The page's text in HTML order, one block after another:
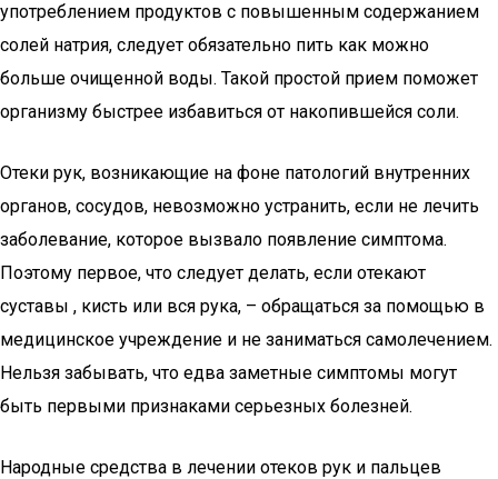
употреблением продуктов с повышенным содержанием
солей натрия, следует обязательно пить как можно
больше очищенной воды. Такой простой прием поможет
организму быстрее избавиться от накопившейся соли.
Отеки рук, возникающие на фоне патологий внутренних
органов, сосудов, невозможно устранить, если не лечить
заболевание, которое вызвало появление симптома.
Поэтому первое, что следует делать, если отекают
суставы , кисть или вся рука, – обращаться за помощью в
медицинское учреждение и не заниматься самолечением.
Нельзя забывать, что едва заметные симптомы могут
быть первыми признаками серьезных болезней.
Народные средства в лечении отеков рук и пальцев